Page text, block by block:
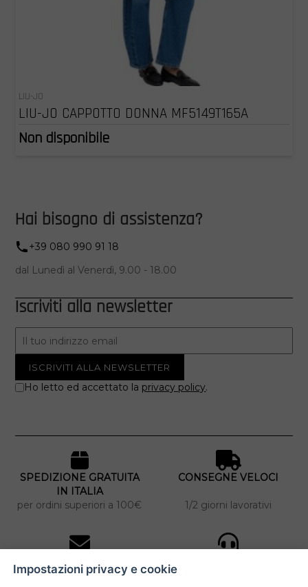
LIU-JO
LIU-JO CAPPOTTO DONNA MF5149T165A
Non disponibile
Hai bisogno di assistenza?
+39 080 990 91 18
dal Lunedì al Venerdì, 9.00 - 18.00
Iscriviti alla newsletter
Ho letto ed accettato la privacy policy.
SPEDIZIONE GRATUITA
IN ITALIA
per ordini superiori a 100€
CONSEGNE VELOCI
1/2 giorni lavorativi
Impostazioni privacy e cookie